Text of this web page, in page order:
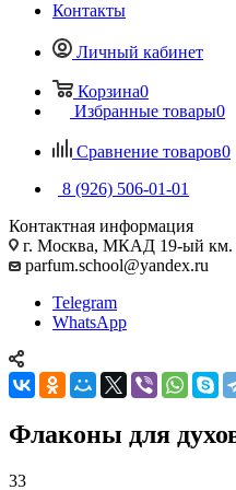
Контакты
Личный кабинет
Корзина0
Избранные товары0
Сравнение товаров0
8 (926) 506-01-01
Контактная информация
г. Москва, МКАД 19-ый
parfum.school@yandex.ru
Telegram
WhatsApp
Флаконы для
33